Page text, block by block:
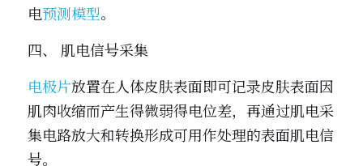
电预测模型。
四、 肌电信号采集
电极片放置在人体皮肤表面即可记录皮肤表面因
肌肉收缩而产生得微弱得电位差，再通过肌电采
集电路放大和转换形成可用作处理的表面肌电信
号。